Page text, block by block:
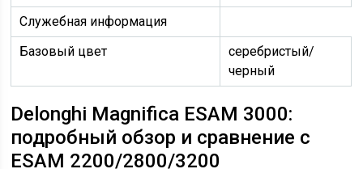
Служебная информация
Базовый цвет
серебристый/
черный
Delonghi Magnifica ESAM 3000:
подробный обзор и сравнение с
ESAM 2200/2800/3200